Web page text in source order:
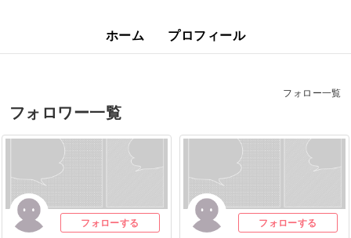
ホーム プロフィール
フォロワー一覧
フォロー一覧
フォローする フォローする